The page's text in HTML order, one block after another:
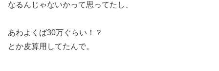
なるんじゃないかって思ってたし、
あわよくば30万ぐらい！？
とか皮算用してたんで。